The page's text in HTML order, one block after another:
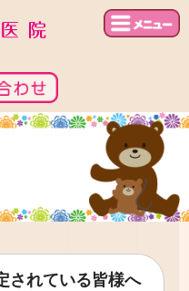
されている皆様へ